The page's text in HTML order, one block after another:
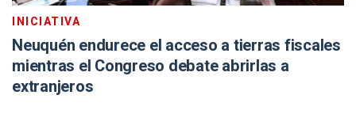
INICIATIVA
Neuquén endurece el acceso a tierras fiscales
mientras el Congreso debate abrirlas a
extranjeros